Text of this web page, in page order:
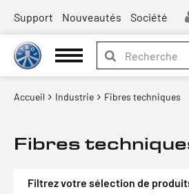
Support Nouveautés Société
Accueil Industrie Fibres techniques
Fibres
Filtrez votre sélection de